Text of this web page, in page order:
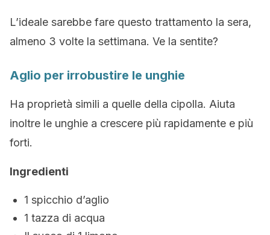
L’ideale sarebbe fare questo trattamento la sera,
almeno 3 volte la settimana. Ve la sentite?
Aglio per irrobustire le unghie
Ha proprietà simili a quelle della cipolla. Aiuta
inoltre le unghie a crescere più rapidamente e più
forti.
Ingredienti
1 spicchio d’aglio
1 tazza di acqua